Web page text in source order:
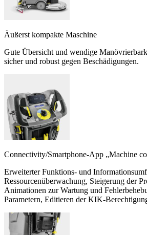
Äußerst kompakte Maschine
Gute Übersicht und wendige
sicher und robust gegen Beschädigungen.
Connectivity/Smartphone-App „Machine
Erweiterter Funktions- und
Ressourcenüberwachung, Steigerung der
Animationen zur Wartung und
Parametern, Editieren der KIK-